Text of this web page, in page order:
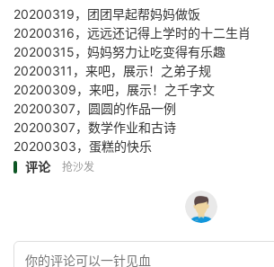
20200319，团团早起帮妈妈做饭
20200316，远远还记得上学时的十二生肖
20200315，妈妈努力让吃变得有乐趣
20200311，来吧，展示！之弟子规
20200309，来吧，展示！之千字文
20200307，圆圆的作品一例
20200307，数学作业和古诗
20200303，蛋糕的快乐
评论
抢沙发